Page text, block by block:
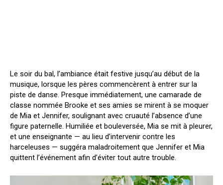
Le soir du bal, l’ambiance était festive jusqu’au début de la
musique, lorsque les pères commencèrent à entrer sur la
piste de danse. Presque immédiatement, une camarade de
classe nommée Brooke et ses amies se mirent à se moquer
de Mia et Jennifer, soulignant avec cruauté l’absence d’une
figure paternelle. Humiliée et bouleversée, Mia se mit à pleurer,
et une enseignante — au lieu d’intervenir contre les
harceleuses — suggéra maladroitement que Jennifer et Mia
quittent l’événement afin d’éviter tout autre trouble.